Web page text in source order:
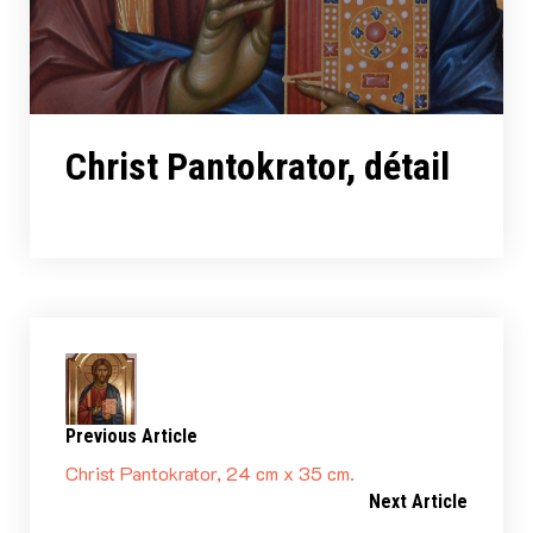
Christ Pantokrator, détail
Previous Article
Christ Pantokrator, 24 cm x 35 cm.
Next Article